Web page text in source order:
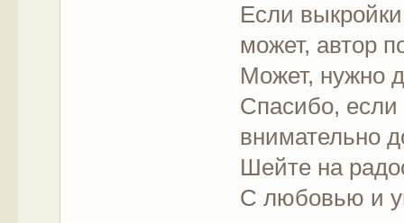
Если
может, автор
Может, нужно
Спасибо,
внимательно
Шейте на
С любовью и